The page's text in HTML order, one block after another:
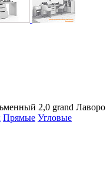
2,0 grand Лаворо
Прямые Угловые